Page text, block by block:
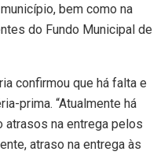
bem como na
do Fundo Municipal de
confirmou que há falta e
prima. “Atualmente há
atrasos na entrega pelos
atraso na entrega às